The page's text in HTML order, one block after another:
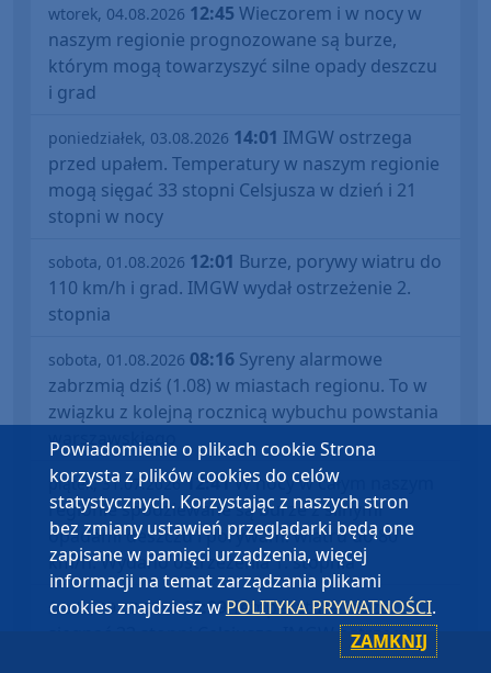
wtorek, 04.08.2026 12:45 Wieczorem i w nocy w
naszym regionie prognozowane są burze,
którym mogą towarzyszyć silne opady deszczu
i grad
poniedziałek, 03.08.2026 14:01 IMGW ostrzega
przed upałem. Temperatury w naszym regionie
mogą sięgać 33 stopni Celsjusza w dzień i 21
stopni w nocy
sobota, 01.08.2026 12:01 Burze, porywy wiatru do
110 km/h i grad. IMGW wydał ostrzeżenie 2.
stopnia
sobota, 01.08.2026 08:16 Syreny alarmowe
zabrzmią dziś (1.08) w miastach regionu. To w
związku z kolejną rocznicą wybuchu powstania
warszawskiego
piątek, 31.07.2026 12:41W nocy w całym naszym
regionie spodziewane są burze z silnymi
opadami deszczu i porywami wiatru do 80
km/h. Wydano ostrzeżenia 1. stopnia
środa, 29.07.2026 13:09 Temperatura może
sięgnąć 33 stopni Celsjusza. IMGW ostrzega
przed upałem: wydano alerty 1. i 2. stopnia
Powiadomienie o plikach cookie Strona
korzysta z plików cookies do celów
statystycznych. Korzystając z naszych stron
bez zmiany ustawień przeglądarki będą one
zapisane w pamięci urządzenia, więcej
informacji na temat zarządzania plikami
cookies znajdziesz w POLITYKA PRYWATNOŚCI.
ZAMKNIJ